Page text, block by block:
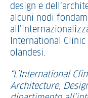
design e
alcuni nodi
International
olandesi.
“L’International
Architecture,